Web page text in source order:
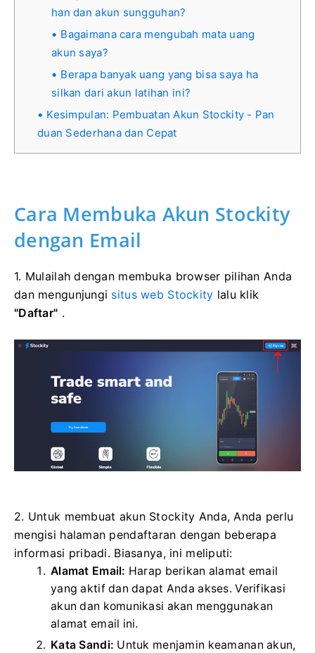
han dan akun sungguhan?
Bagaimana cara mengubah mata uang
akun saya?
Berapa banyak uang yang bisa saya ha
silkan dari akun latihan ini?
Kesimpulan: Pembuatan Akun Stockity - Pan
duan Sederhana dan Cepat
Cara Membuka Akun Stockity
dengan Email
1. Mulailah dengan membuka browser pilihan Anda
dan mengunjungi situs web Stockity lalu klik
"Daftar" .
2. Untuk membuat akun Stockity Anda, Anda perlu
mengisi halaman pendaftaran dengan beberapa
informasi pribadi. Biasanya, ini meliputi:
Alamat Email: Harap berikan alamat email
yang aktif dan dapat Anda akses. Verifikasi
akun dan komunikasi akan menggunakan
alamat email ini.
Kata Sandi: Untuk menjamin keamanan akun,